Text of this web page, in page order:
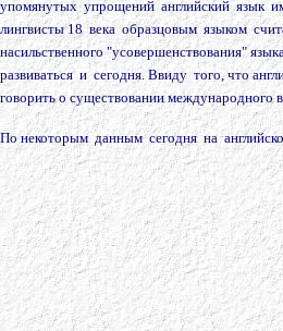
упомянутых упрощений английский язык
лингвисты 18 века образцовым языком
насильственного "усовершенствования"
развиваться и сегодня. Ввиду того, что
говорить о существовании международного
По некоторым данным сегодня на